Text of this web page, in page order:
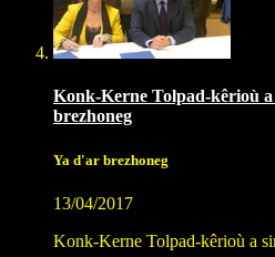
Konk-Kerne Tolpad-kêrioù a
brezhoneg
Ya d'ar brezhoneg
13/04/2017
Konk-Kerne Tolpad-kêrioù a